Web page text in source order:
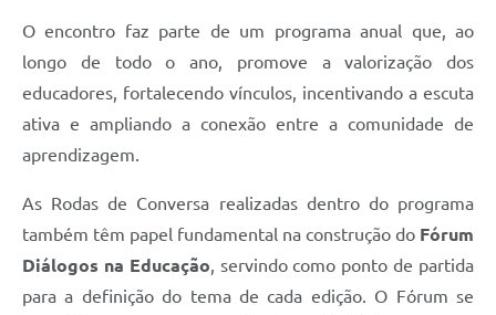
O encontro faz parte de um programa anual que, ao
longo de todo o ano, promove a valorização dos
educadores, fortalecendo vínculos, incentivando a escuta
ativa e ampliando a conexão entre a comunidade de
aprendizagem.
As Rodas de Conversa realizadas dentro do programa
também têm papel fundamental na construção do Fórum
Diálogos na Educação, servindo como ponto de partida
para a definição do tema de cada edição. O Fórum se